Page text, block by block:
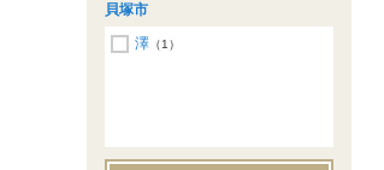
貝塚市
澤 （1）